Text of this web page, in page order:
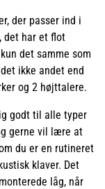
der passer ind i
det har et flot
det samme som
ikke andet end
og 2 højttalere.
godt til alle typer
gerne vil lære at
du er en rutineret
klaver. Det
låg, når